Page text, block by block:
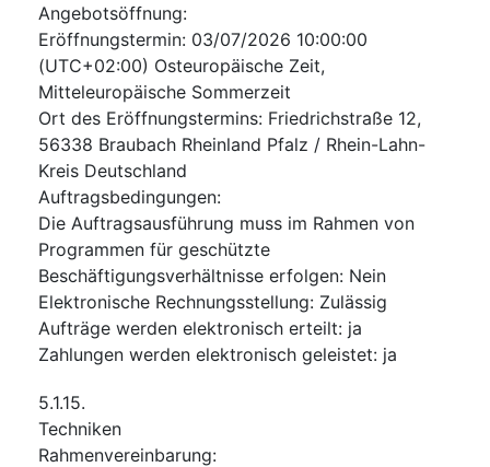
Angebotsöffnung:
Eröffnungstermin: 03/07/2026 10:00:00
(UTC+02:00) Osteuropäische Zeit,
Mitteleuropäische Sommerzeit
Ort des Eröffnungstermins: Friedrichstraße 12,
56338 Braubach Rheinland Pfalz / Rhein-Lahn-
Kreis Deutschland
Auftragsbedingungen:
Die Auftragsausführung muss im Rahmen von
Programmen für geschützte
Beschäftigungsverhältnisse erfolgen: Nein
Elektronische Rechnungsstellung: Zulässig
Aufträge werden elektronisch erteilt: ja
Zahlungen werden elektronisch geleistet: ja
5.1.15.
Techniken
Rahmenvereinbarung: